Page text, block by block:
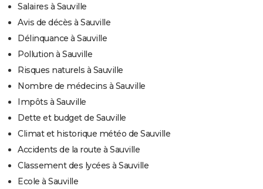
Salaires à Sauville
Avis de décès à Sauville
Délinquance à Sauville
Pollution à Sauville
Risques naturels à Sauville
Nombre de médecins à Sauville
Impôts à Sauville
Dette et budget de Sauville
Climat et historique météo de Sauville
Accidents de la route à Sauville
Classement des lycées à Sauville
Ecole à Sauville